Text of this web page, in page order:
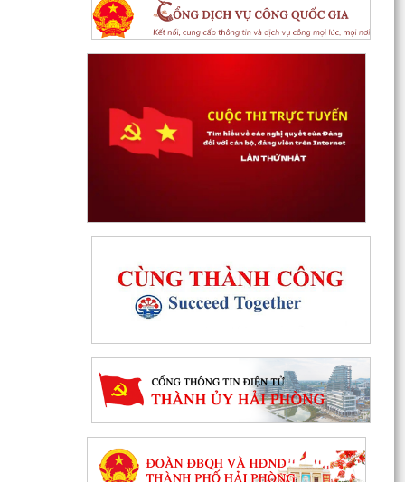
Thanh Hà: Phấn đấu tạo chuyển biến mạnh mẽ
về chất lượng giáo dục trong năm học 2026 -
2027